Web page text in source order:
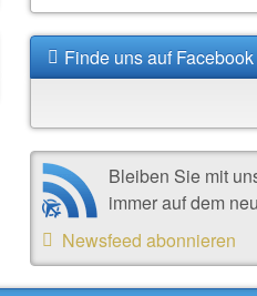
Finde uns auf Facebook
Bleiben Sie mit
immer auf dem
Newsfeed abonnieren